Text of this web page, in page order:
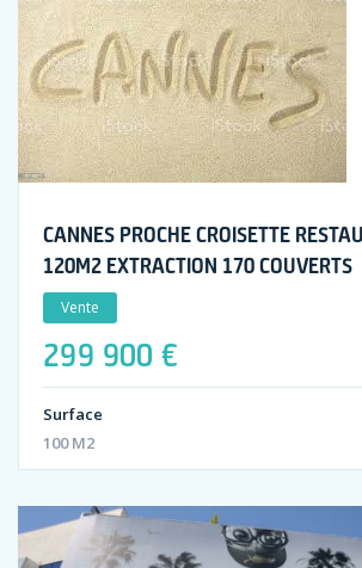
CANNES PROCHE CROISETTE
120M2 EXTRACTION 170 COUVERTS
Vente
299 900 €
Surface
100 M2